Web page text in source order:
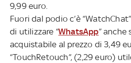
9,99 euro.
Fuori dal podio c’è
di utilizzare “WhatsApp” anche
acquistabile al prezzo di 3,49
“TouchRetouch”, (2,29 euro)